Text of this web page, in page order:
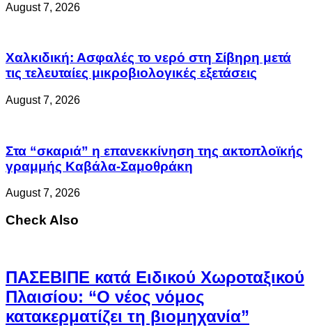
August 7, 2026
Χαλκιδική: Ασφαλές το νερό στη Σίβηρη μετά
τις τελευταίες μικροβιολογικές εξετάσεις
August 7, 2026
Στα “σκαριά” η επανεκκίνηση της ακτοπλοϊκής
γραμμής Καβάλα-Σαμοθράκη
August 7, 2026
Check Also
ΠΑΣΕΒΙΠΕ κατά Ειδικού Χωροταξικού
Πλαισίου: “Ο νέος νόμος
κατακερματίζει τη βιομηχανία”